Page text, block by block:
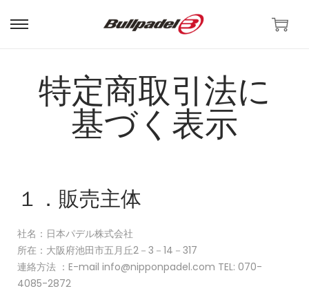
特定商取引法に
基づく表示
１．販売主体
社名：日本パデル株式会社
所在：大阪府池田市五月丘2－3－14－317
連絡方法 ：E-mail info@nipponpadel.com TEL: 070-
4085-2872